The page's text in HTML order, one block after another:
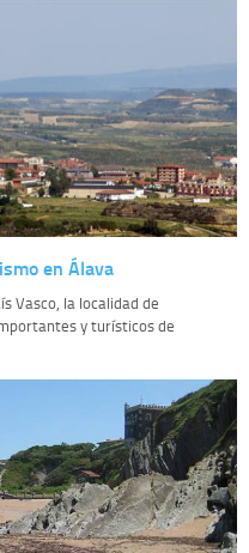
en Álava
Vasco, la localidad de
y turísticos de